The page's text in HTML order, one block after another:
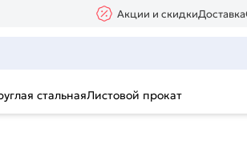
Акции и скидкиДоставка
стальнаяЛистовой прокат